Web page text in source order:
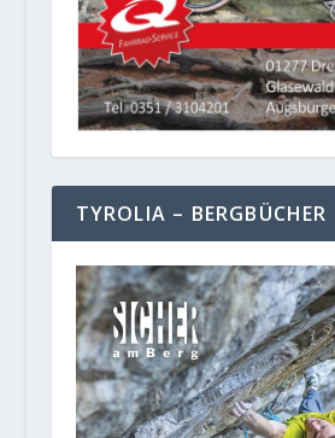
TYROLIA – BERGBÜCHER